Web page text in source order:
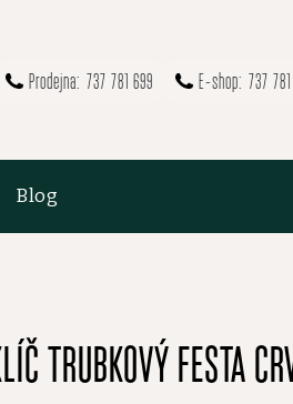
737
737 781 699
Blog
TRUBKOVÝ FESTA